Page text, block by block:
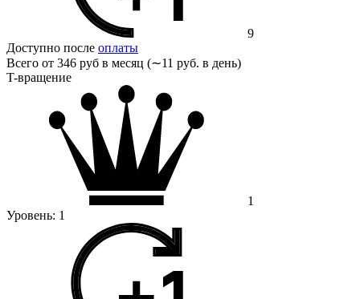
9
Доступно после оплаты
Всего от 346 руб в месяц (∼11 руб. в день)
T-вращение
1
Уровень: 1